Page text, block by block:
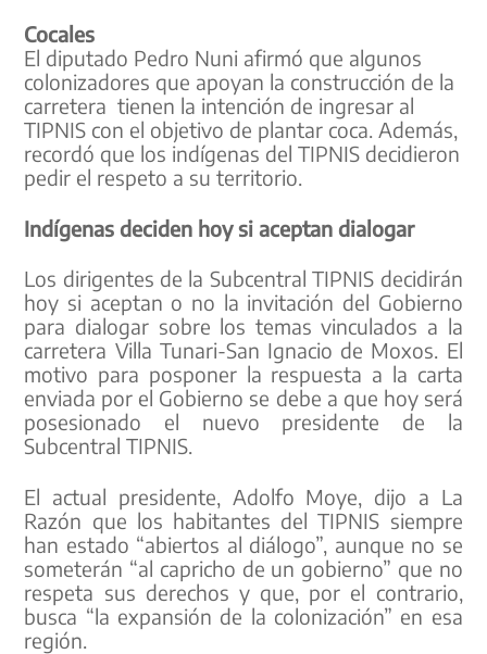
Cocales
El diputado Pedro Nuni afirmó que algunos
colonizadores que apoyan la construcción de la
carretera tienen la intención de ingresar al
TIPNIS con el objetivo de plantar coca. Además,
recordó que los indígenas del TIPNIS decidieron
pedir el respeto a su territorio.
Indígenas deciden hoy si aceptan dialogar
Los dirigentes de la Subcentral TIPNIS decidirán
hoy si aceptan o no la invitación del Gobierno
para dialogar sobre los temas vinculados a la
carretera Villa Tunari-San Ignacio de Moxos. El
motivo para posponer la respuesta a la carta
enviada por el Gobierno se debe a que hoy será
posesionado el nuevo presidente de la
Subcentral TIPNIS.
El actual presidente, Adolfo Moye, dijo a La
Razón que los habitantes del TIPNIS siempre
han estado “abiertos al diálogo”, aunque no se
someterán “al capricho de un gobierno” que no
respeta sus derechos y que, por el contrario,
busca “la expansión de la colonización” en esa
región.